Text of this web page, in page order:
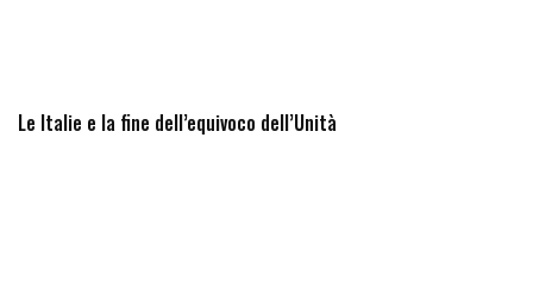
Le Italie e la fine dell’equivoco dell’Unità